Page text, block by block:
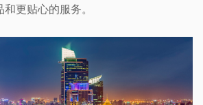
更贴心的服务。